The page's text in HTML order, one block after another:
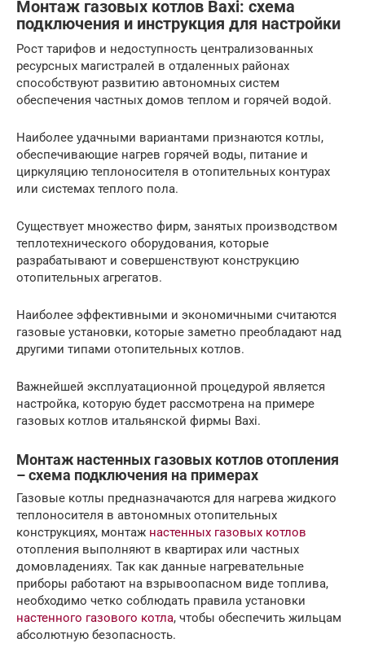
Монтаж газовых котлов Baxi: схема
подключения и инструкция для настройки
Рост тарифов и недоступность централизованных
ресурсных магистралей в отдаленных районах
способствуют развитию автономных систем
обеспечения частных домов теплом и горячей водой.
Наиболее удачными вариантами признаются котлы,
обеспечивающие нагрев горячей воды, питание и
циркуляцию теплоносителя в отопительных контурах
или системах теплого пола.
Существует множество фирм, занятых производством
теплотехнического оборудования, которые
разрабатывают и совершенствуют конструкцию
отопительных агрегатов.
Наиболее эффективными и экономичными считаются
газовые установки, которые заметно преобладают над
другими типами отопительных котлов.
Важнейшей эксплуатационной процедурой является
настройка, которую будет рассмотрена на примере
газовых котлов итальянской фирмы Baxi.
Монтаж настенных газовых котлов отопления
– схема подключения на примерах
Газовые котлы предназначаются для нагрева жидкого
теплоносителя в автономных отопительных
конструкциях, монтаж настенных газовых котлов
отопления выполняют в квартирах или частных
домовладениях. Так как данные нагревательные
приборы работают на взрывоопасном виде топлива,
необходимо четко соблюдать правила установки
настенного газового котла, чтобы обеспечить жильцам
абсолютную безопасность.